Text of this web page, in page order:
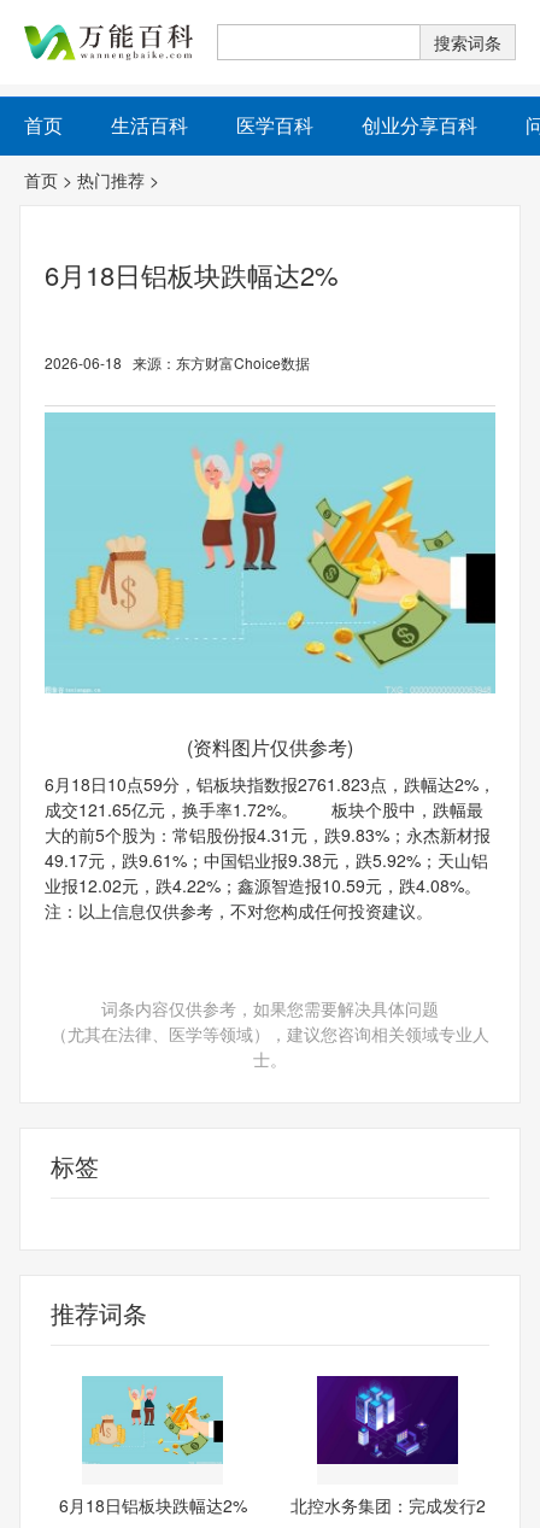
首页 生活百科 医学百科 创业分享百科
首页 > 热门推荐 >
6月18日铝板块跌幅达2%
2026-06-18 来源：东方财富Choice数据
(资料图片仅供参考)
6月18日10点59分，铝板块指数报2761.823点，跌幅达2%，
成交121.65亿元，换手率1.72%。 板块个股中，跌幅最
大的前5个股为：常铝股份报4.31元，跌9.83%；永杰新材报
49.17元，跌9.61%；中国铝业报9.38元，跌5.92%；天山铝
业报12.02元，跌4.22%；鑫源智造报10.59元，跌4.08%。
注：以上信息仅供参考，不对您构成任何投资建议。
词条内容仅供参考，如果您需要解决具体问题
（尤其在法律、医学等领域），建议您咨询相关领域专业人
士。
标签
推荐词条
6月18日铝板块跌幅达2%
北控水务集团：完成发行2